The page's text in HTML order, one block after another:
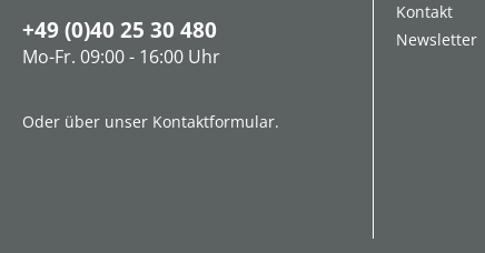
+49 (0)40 25 30 480
Mo-Fr. 09:00 - 16:00 Uhr
Oder über unser Kontaktformular.
Kontakt
Newsletter